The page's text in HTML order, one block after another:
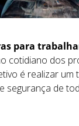
para
cotidiano dos
é realizar um
segurança de